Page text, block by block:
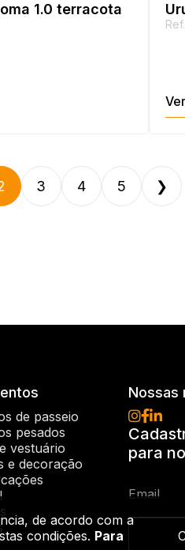
1.0 terracota
3 4 5 ❯
de passeio
pesados
vestuário
e decoração
Nossas
para
de acordo com a
condições. Para